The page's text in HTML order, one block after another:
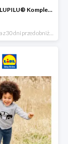
Hit cenowy - LUPILU® Komplet dziewczęcy (sukienka + legginsy)
*najniższa cena z 30 dni przed obniżką